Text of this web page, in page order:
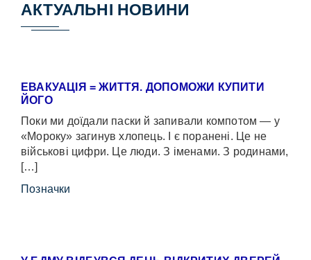
АКТУАЛЬНІ НОВИНИ
ЕВАКУАЦІЯ = ЖИТТЯ. ДОПОМОЖИ КУПИТИ
ЙОГО
Поки ми доїдали паски й запивали компотом — у
«Мороку» загинув хлопець. І є поранені. Це не
військові цифри. Це люди. З іменами. З родинами,
[…]
Позначки